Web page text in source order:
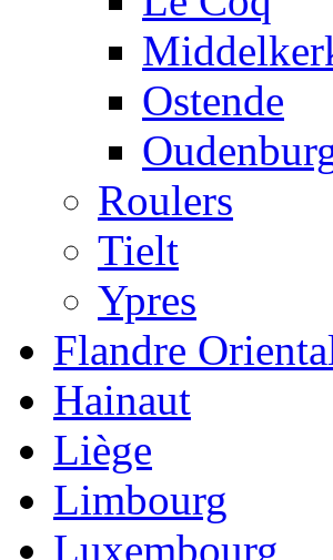
Ostende
Roulers
Tielt
Ypres
Flandre
Hainaut
Liège
Limbourg
Luxembourg